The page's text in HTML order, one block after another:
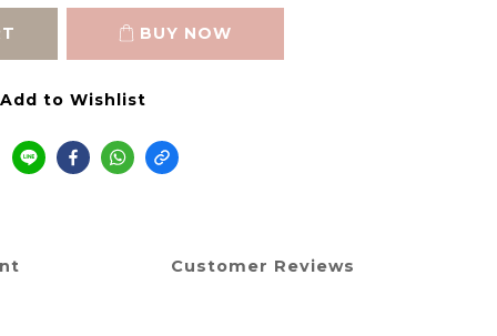
BUY NOW
Add to Wishlist
Customer Reviews